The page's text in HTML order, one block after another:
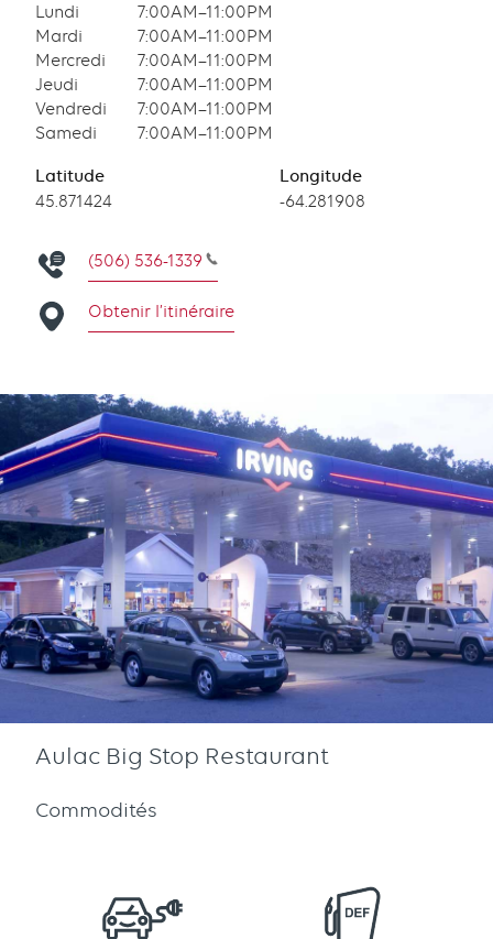
Lundi
7:00AM–11:00PM
Mardi
7:00AM–11:00PM
Mercredi
7:00AM–11:00PM
Jeudi
7:00AM–11:00PM
Vendredi
7:00AM–11:00PM
Samedi
7:00AM–11:00PM
Latitude
Latitude
45.871424
Longitude
Longitude
-64.281908
(506) 536-1339
Obtenir l’itinéraire
Aulac Big Stop Restaurant
Commodités